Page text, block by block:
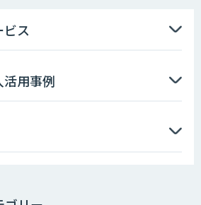
ezKotae
物品輸出から留学生・研究者のバックチ
ス
用事例